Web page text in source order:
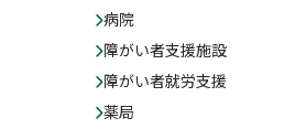
病院
障がい者支援施設
障がい者就労支援
薬局